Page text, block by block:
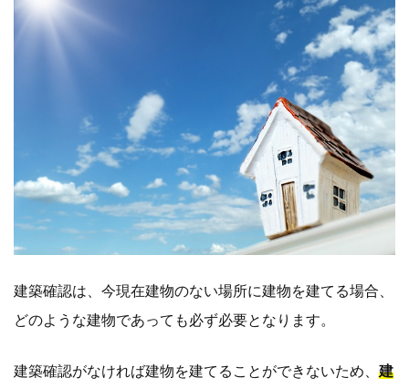
建築確認は、今現在建物のない場所に建物を建てる場合、
どのような建物であっても必ず必要となります。
建築確認がなければ建物を建てることができないため、 建